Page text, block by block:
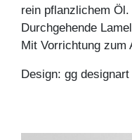
rein pflanzlichem Öl.
Durchgehende
Mit Vorrichtung zum
Design: gg designart